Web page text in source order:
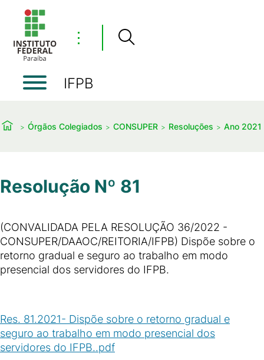
⋮
IFPB
Órgãos Colegiados CONSUPER Resoluções Ano 2021
Resolução Nº 81
(CONVALIDADA PELA RESOLUÇÃO 36/2022 -
CONSUPER/DAAOC/REITORIA/IFPB) Dispõe sobre o
retorno gradual e seguro ao trabalho em modo
presencial dos servidores do IFPB.
Res. 81.2021- Dispõe sobre o retorno gradual e
seguro ao trabalho em modo presencial dos
servidores do IFPB..pdf